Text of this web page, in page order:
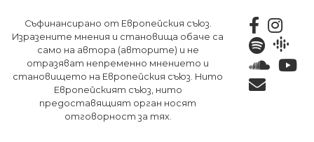
към
основното
съдържание
Съфинансирано от Европейския съюз.
Изразените мнения и становища обаче са
само на автора (авторите) и не
отразяват непременно мнението и
становището на Европейския съюз. Нито
Европейският съюз, нито
предоставящият орган носят
отговорност за тях.